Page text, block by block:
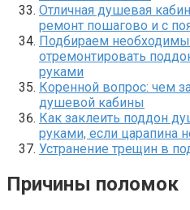
Отличная душевая
ремонт пошагово и с
Подбираем
отремонтировать
руками
Коренной вопрос: чем
душевой кабины
Как заклеить поддон
руками, если царапина
Устранение трещин в
Причины поломок